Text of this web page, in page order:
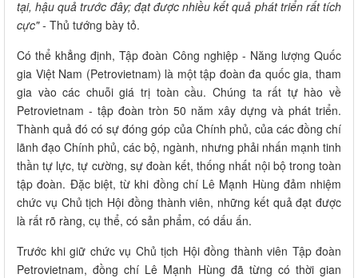
tại, hậu quả trước đây; đạt được nhiều kết quả phát triển rất tích
cực" - Thủ tướng bày tỏ.
Có thể khẳng định, Tập đoàn Công nghiệp - Năng lượng Quốc
gia Việt Nam (Petrovietnam) là một tập đoàn đa quốc gia, tham
gia vào các chuỗi giá trị toàn cầu. Chúng ta rất tự hào về
Petrovietnam - tập đoàn tròn 50 năm xây dựng và phát triển.
Thành quả đó có sự đóng góp của Chính phủ, của các đồng chí
lãnh đạo Chính phủ, các bộ, ngành, nhưng phải nhấn mạnh tinh
thần tự lực, tự cường, sự đoàn kết, thống nhất nội bộ trong toàn
tập đoàn. Đặc biệt, từ khi đồng chí Lê Mạnh Hùng đảm nhiệm
chức vụ Chủ tịch Hội đồng thành viên, những kết quả đạt được
là rất rõ ràng, cụ thể, có sản phẩm, có dấu ấn.
Trước khi giữ chức vụ Chủ tịch Hội đồng thành viên Tập đoàn
Petrovietnam, đồng chí Lê Mạnh Hùng đã từng có thời gian